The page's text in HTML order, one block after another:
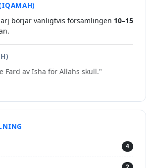
börjar vanligtvis församlingen 10–15
Fard av Isha för Allahs skull."
4